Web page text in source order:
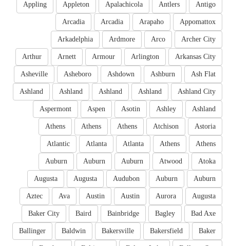
Antigo
Antlers
Apalachicola
Appleton
Appling
Appomattox
Arapaho
Arcadia
Arcadia
Archer City
Arco
Ardmore
Arkadelphia
Arkansas City
Arlington
Armour
Arnett
Arthur
Ash Flat
Ashburn
Ashdown
Asheboro
Asheville
Ashland City
Ashland
Ashland
Ashland
Ashland
Ashland
Ashley
Asotin
Aspen
Aspermont
Astoria
Atchison
Athens
Athens
Athens
Athens
Athens
Atlanta
Atlanta
Atlantic
Atoka
Atwood
Auburn
Auburn
Auburn
Auburn
Auburn
Audubon
Augusta
Augusta
Augusta
Aurora
Austin
Austin
Ava
Aztec
Bad Axe
Bagley
Bainbridge
Baird
Baker City
Baker
Bakersfield
Bakersville
Baldwin
Ballinger